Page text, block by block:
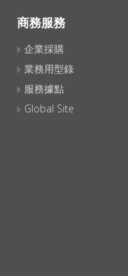
商務服務
企業採購
業務用型錄
服務據點
Global Site